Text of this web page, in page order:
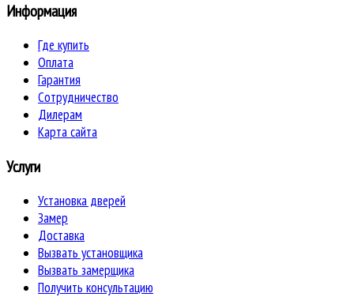
Информация
Где купить
Оплата
Гарантия
Сотрудничество
Дилерам
Карта сайта
Услуги
Установка дверей
Замер
Доставка
Вызвать установщика
Вызвать замерщика
Получить консультацию